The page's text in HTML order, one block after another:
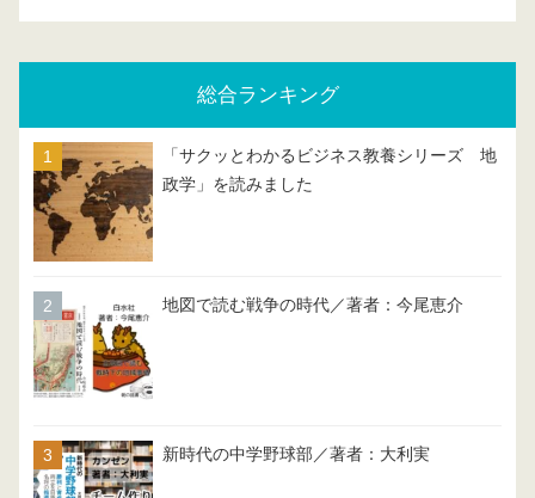
総合ランキング
「サクッとわかるビジネス教養シリーズ 地
政学」を読みました
地図で読む戦争の時代／著者：今尾恵介
新時代の中学野球部／著者：大利実